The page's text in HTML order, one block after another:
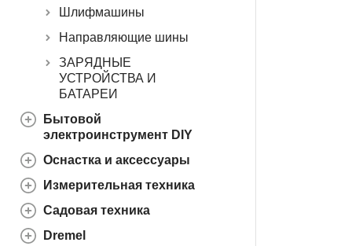
Шлифмашины
Направляющие шины
ЗАРЯДНЫЕ
УСТРОЙСТВА И
БАТАРЕИ
Бытовой
электроинструмент DIY
Оснастка и аксессуары
Измерительная техника
Садовая техника
Dremel